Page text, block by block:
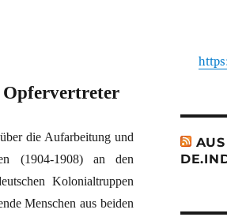
Opfervertreter
die Aufarbeitung und
(1904-1908) an den
Kolonialtruppen
Menschen aus beiden